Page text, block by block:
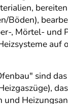
Böden),
, Mörtel-
sind